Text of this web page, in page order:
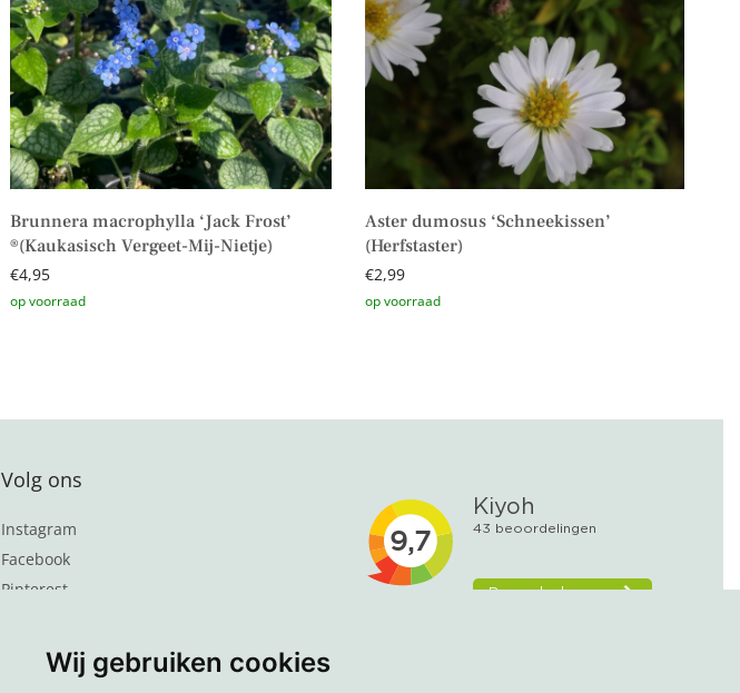
Wij gebruiken cookies
Brunnera macrophylla ‘Jack Frost’
®(Kaukasisch Vergeet-Mij-Nietje)
€4,95
Aster dumosus ‘Schneekissen’
(Herfstaster)
€2,99
Volg ons
Instagram
Facebook
Pinterest